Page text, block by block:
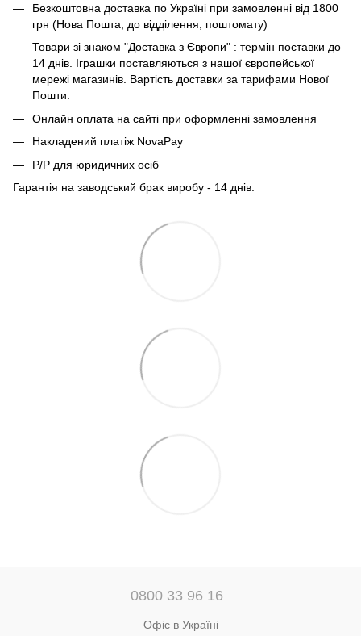
Безкоштовна доставка по Україні при замовленні від 1800
грн (Нова Пошта, до відділення, поштомату)
Товари зі знаком "Доставка з Європи" : термін поставки до
14 днів. Іграшки поставляються з нашої європейської
мережі магазинів. Вартість доставки за тарифами Нової
Пошти.
Онлайн оплата на сайті при оформленні замовлення
Накладений платіж NovaPay
Р/Р для юридичних осіб
Гарантія на заводський брак виробу - 14 днів.
0800 33 96 16
Офіс в Україні